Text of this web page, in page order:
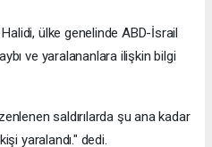
ülke genelinde ABD-İsrail
ve yaralananlara ilişkin bilgi
saldırılarda şu ana kadar
yaralandı." dedi.